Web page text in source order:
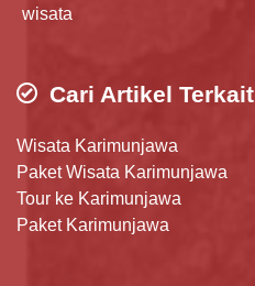
wisata
Cari Artikel Terkait
Wisata Karimunjawa
Paket Wisata Karimunjawa
Tour ke Karimunjawa
Paket Karimunjawa